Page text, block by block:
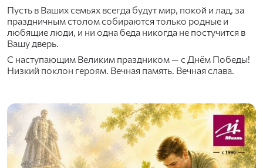
Пусть в Ваших семьях всегда будут мир, покой и лад, за
праздничным столом собираются только родные и
любящие люди, и ни одна беда никогда не постучится в
Вашу дверь.
С наступающим Великим праздником — с Днём Победы!
Низкий поклон героям. Вечная память. Вечная слава.